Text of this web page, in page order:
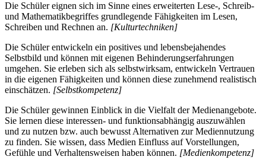
Die Schüler eignen sich im Sinne eines erweiterten Lese-, Schreib-
und Mathematikbegriffes grundlegende Fähigkeiten im Lesen,
Schreiben und Rechnen an. [Kulturtechniken]
Die Schüler entwickeln ein positives und lebensbejahendes
Selbstbild und können mit eigenen Behinderungserfahrungen
umgehen. Sie erleben sich als selbstwirksam, entwickeln Vertrauen
in die eigenen Fähigkeiten und können diese zunehmend realistisch
einschätzen. [Selbstkompetenz]
Die Schüler gewinnen Einblick in die Vielfalt der Medienangebote.
Sie lernen diese interessen- und funktionsabhängig auszuwählen
und zu nutzen bzw. auch bewusst Alternativen zur Mediennutzung
zu finden. Sie wissen, dass Medien Einfluss auf Vorstellungen,
Gefühle und Verhaltensweisen haben können. [Medienkompetenz]